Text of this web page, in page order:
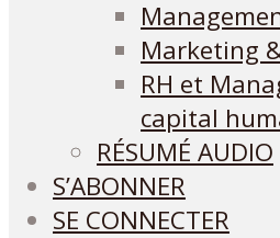
Marketing
RH et
capital
RÉSUMÉ AUDIO
S’ABONNER
SE CONNECTER